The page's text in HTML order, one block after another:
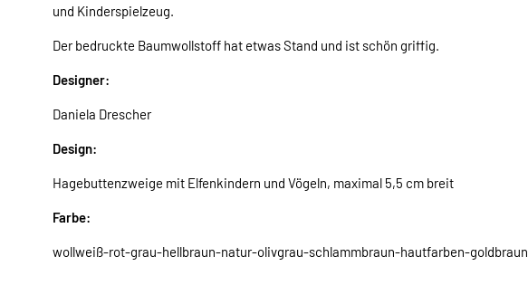
und Kinderspielzeug.
Der bedruckte Baumwollstoff hat etwas Stand und ist schön griffig.
Designer:
Daniela Drescher
Design:
Hagebuttenzweige mit Elfenkindern und Vögeln, maximal 5,5 cm breit
Farbe:
wollweiß-rot-grau-hellbraun-natur-olivgrau-schlammbraun-hautfarben-goldbraun